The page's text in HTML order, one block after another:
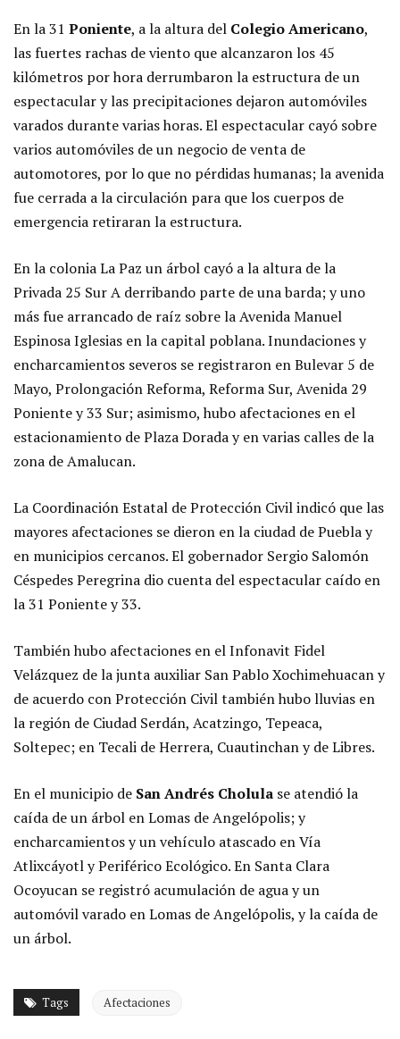
En la 31 Poniente, a la altura del Colegio Americano,
las fuertes rachas de viento que alcanzaron los 45
kilómetros por hora derrumbaron la estructura de un
espectacular y las precipitaciones dejaron automóviles
varados durante varias horas. El espectacular cayó sobre
varios automóviles de un negocio de venta de
automotores, por lo que no pérdidas humanas; la avenida
fue cerrada a la circulación para que los cuerpos de
emergencia retiraran la estructura.
En la colonia La Paz un árbol cayó a la altura de la
Privada 25 Sur A derribando parte de una barda; y uno
más fue arrancado de raíz sobre la Avenida Manuel
Espinosa Iglesias en la capital poblana. Inundaciones y
encharcamientos severos se registraron en Bulevar 5 de
Mayo, Prolongación Reforma, Reforma Sur, Avenida 29
Poniente y 33 Sur; asimismo, hubo afectaciones en el
estacionamiento de Plaza Dorada y en varias calles de la
zona de Amalucan.
La Coordinación Estatal de Protección Civil indicó que las
mayores afectaciones se dieron en la ciudad de Puebla y
en municipios cercanos. El gobernador Sergio Salomón
Céspedes Peregrina dio cuenta del espectacular caído en
la 31 Poniente y 33.
También hubo afectaciones en el Infonavit Fidel
Velázquez de la junta auxiliar San Pablo Xochimehuacan y
de acuerdo con Protección Civil también hubo lluvias en
la región de Ciudad Serdán, Acatzingo, Tepeaca,
Soltepec; en Tecali de Herrera, Cuautinchan y de Libres.
En el municipio de San Andrés Cholula se atendió la
caída de un árbol en Lomas de Angelópolis; y
encharcamientos y un vehículo atascado en Vía
Atlixcáyotl y Periférico Ecológico. En Santa Clara
Ocoyucan se registró acumulación de agua y un
automóvil varado en Lomas de Angelópolis, y la caída de
un árbol.
Tags Afectaciones